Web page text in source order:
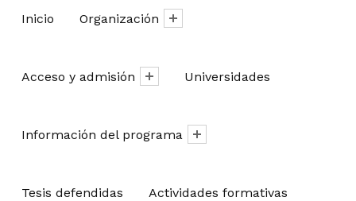
Inicio Organización
Acceso y admisión Universidades
Información del programa
Tesis defendidas Actividades formativas